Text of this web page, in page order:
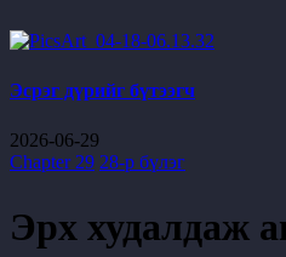
Эсрэг дүрийг бүтээгч
2026-06-29
Chapter 29 28-р бүлэг
Эрх худалдаж